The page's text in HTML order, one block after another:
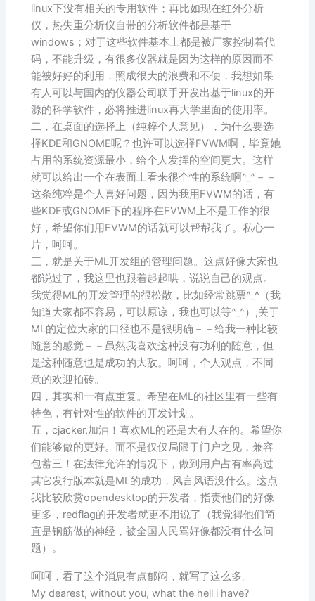
linux下没有相关的专用软件；再比如现在红外分析
仪，热失重分析仪自带的分析软件都是基于
windows；对于这些软件基本上都是被厂家控制着代
码，不能升级，有很多仪器就是因为这样的原因而不
能被好好的利用，照成很大的浪费和不便，我想如果
有人可以与国内的仪器公司联手开发出基于linux的开
源的科学软件，必将推进linux再大学里面的使用率。
二，在桌面的选择上（纯粹个人意见），为什么要选
择KDE和GNOME呢？也许可以选择FVWM啊，毕竟她
占用的系统资源最小，给个人发挥的空间更大。这样
就可以给出一个在表面上看来很个性的系统啊^_^－－
这条纯粹是个人喜好问题，因为我用FVWM的话，有
些KDE或GNOME下的程序在FVWM上不是工作的很
好，希望你们用FVWM的话就可以帮帮我了。私心一
片，呵呵。
三，就是关于ML开发组的管理问题。这点好像大家也
都说过了，我这里也跟着起起哄，说说自己的观点。
我觉得ML的开发管理的很松散，比如经常跳票^_^（我
知道大家都不容易，可以原谅，我也可以等^_^）,关于
ML的定位大家的口径也不是很明确－－给我一种比较
随意的感觉－－虽然我喜欢这种没有功利的随意，但
是这种随意也是成功的大敌。呵呵，个人观点，不同
意的欢迎拍砖。
四，其实和一有点重复。希望在ML的社区里有一些有
特色，有针对性的软件的开发计划。
五，cjacker,加油！喜欢ML的还是大有人在的。希望你
们能够做的更好。而不是仅仅局限于门户之见，兼容
包蓄三！在法律允许的情况下，做到用户占有率高过
其它发行版本就是ML的成功，风言风语没什么。这点
我比较欣赏opendesktop的开发者，指责他们的好像
更多，redflag的开发者就更不用说了（我觉得他们简
直是钢筋做的神经，被全国人民骂好像都没有什么问
题）。
呵呵，看了这个消息有点郁闷，就写了这么多。
My dearest, without you, what the hell i have?